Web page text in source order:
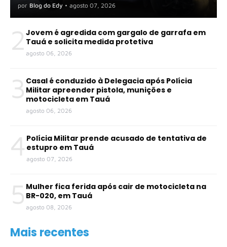
por Blog do Edy • agosto 07, 2026
2 Jovem é agredida com gargalo de garrafa em
Tauá e solicita medida protetiva
agosto 06, 2026
3 Casal é conduzido à Delegacia após Polícia
Militar apreender pistola, munições e
motocicleta em Tauá
agosto 06, 2026
4 Polícia Militar prende acusado de tentativa de
estupro em Tauá
agosto 07, 2026
5 Mulher fica ferida após cair de motocicleta na
BR-020, em Tauá
agosto 08, 2026
Mais recentes